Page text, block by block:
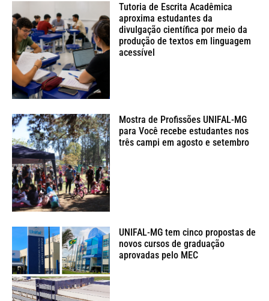
Tutoria de Escrita Acadêmica
aproxima estudantes da
divulgação científica por meio da
produção de textos em linguagem
acessível
Mostra de Profissões UNIFAL-MG
para Você recebe estudantes nos
três campi em agosto e setembro
UNIFAL-MG tem cinco propostas de
novos cursos de graduação
aprovadas pelo MEC